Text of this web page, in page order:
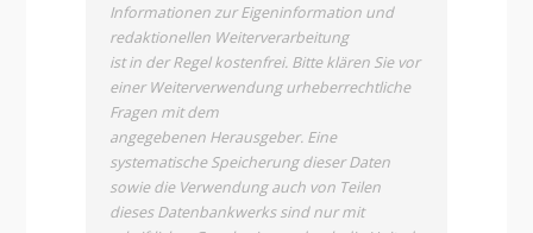
Informationen zur Eigeninformation und
redaktionellen Weiterverarbeitung
ist in der Regel kostenfrei. Bitte klären Sie vor
einer Weiterverwendung urheberrechtliche
Fragen mit dem
angegebenen Herausgeber. Eine
systematische Speicherung dieser Daten
sowie die Verwendung auch von Teilen
dieses Datenbankwerks sind nur mit